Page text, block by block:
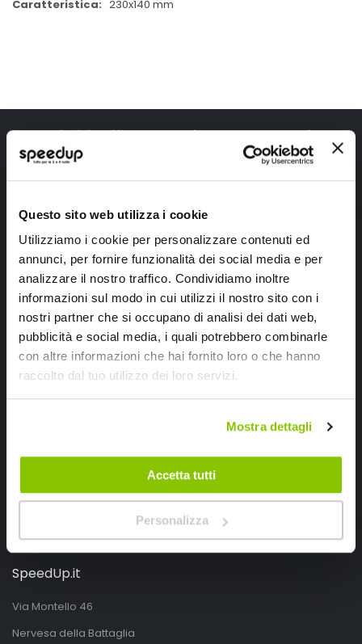
Questo sito web utilizza i cookie
Utilizziamo i cookie per personalizzare contenuti ed
annunci, per fornire funzionalità dei social media e per
analizzare il nostro traffico. Condividiamo inoltre
informazioni sul modo in cui utilizzi il nostro sito con i
nostri partner che si occupano di analisi dei dati web,
pubblicità e social media, i quali potrebbero combinarle
con altre informazioni che hai fornito loro o che hanno
raccolto dal tuo utilizzo dei loro servizi.
Mostra dettagli
Accetta tutti
Personalizza
230x140 mm
Iscriviti alla newsletter Speedup
Ricevi subito uno sconto del 10% per il tuo primo acquisto online!
Ho letto e accettato il documentoprivacy policy
Iscrivimi
Segui SPEEDUP.IT
SpeedUp.it
Via Montello 46
Nervesa della Battaglia